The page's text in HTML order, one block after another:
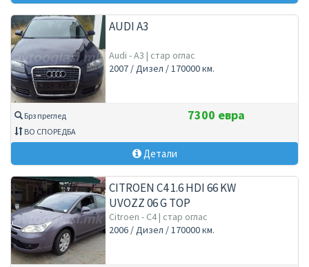
AUDI A3
Audi - A3 | стар оглас
2007 / Дизел / 170000 км.
Брз преглед
ВО СПОРЕДБА
7300 евра
Детали
CITROEN C4 1.6 HDI 66 KW
UVOZZ 06 G TOP
Citroen - C4 | стар оглас
2006 / Дизел / 170000 км.